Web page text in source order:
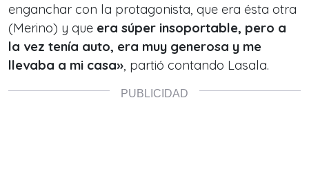
enganchar con la protagonista, que era ésta otra
(Merino) y que era súper insoportable, pero a
la vez tenía auto, era muy generosa y me
llevaba a mi casa», partió contando Lasala.